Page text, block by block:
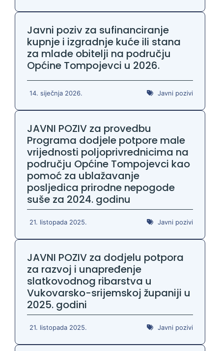
Javni poziv za sufinanciranje
kupnje i izgradnje kuće ili stana
za mlade obitelji na području
Općine Tompojevci u 2026.
14. siječnja 2026. Javni pozivi
JAVNI POZIV za provedbu
Programa dodjele potpore male
vrijednosti poljoprivrednicima na
području Općine Tompojevci kao
pomoć za ublažavanje
posljedica prirodne nepogode
suše za 2024. godinu
21. listopada 2025. Javni pozivi
JAVNI POZIV za dodjelu potpora
za razvoj i unapređenje
slatkovodnog ribarstva u
Vukovarsko-srijemskoj županiji u
2025. godini
21. listopada 2025. Javni pozivi